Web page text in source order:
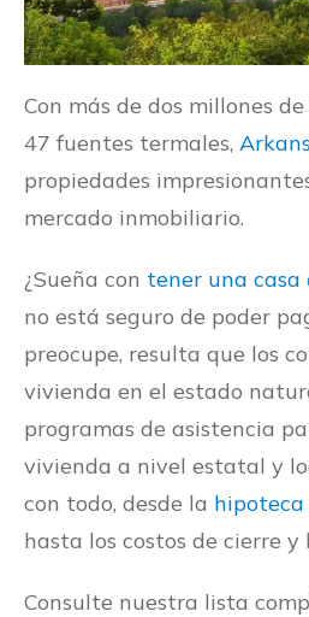
Con más de dos millones
47 fuentes termales,
propiedades
mercado inmobiliario.
¿Sueña con tener una casa
no está seguro de poder
preocupe, resulta que los
vivienda en el estado
programas de asistencia
vivienda a nivel estatal y
con todo, desde la hipoteca
hasta los costos de cierre y
Consulte nuestra lista